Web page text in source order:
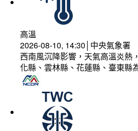
高溫
2026-08-10, 14:30│中央氣象署
西南風沉降影響，天氣高溫炎熱
化縣、雲林縣、花蓮縣、臺東縣